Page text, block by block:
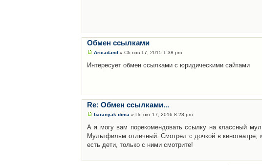
Обмен ссылками
Arciadand » Сб янв 17, 2015 1:38 pm
Интересует обмен ссылками с юридическими сайтами
Re: Обмен ссылками...
baranyak.dima » Пн окт 17, 2016 8:28 pm
А я могу вам порекомендовать ссылку на классный
Мультфильм отличный. Смотрел с дочкой в
есть дети, только с ними смотрите!